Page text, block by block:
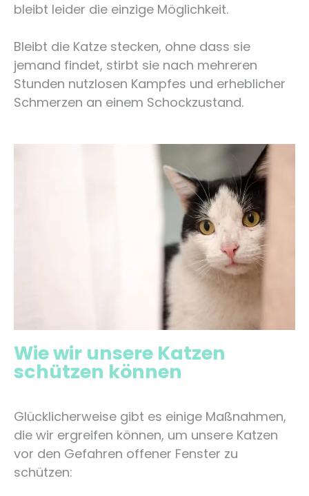
bleibt leider die einzige Möglichkeit.
Bleibt die Katze stecken, ohne dass sie
jemand findet, stirbt sie nach mehreren
Stunden nutzlosen Kampfes und erheblicher
Schmerzen an einem Schockzustand.
Wie wir unsere Katzen
schützen können
Glücklicherweise gibt es einige Maßnahmen,
die wir ergreifen können, um unsere Katzen
vor den Gefahren offener Fenster zu
schützen: